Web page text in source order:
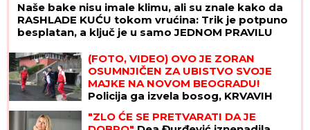
Naše bake nisu imale klimu, ali su znale kako da
RASHLADE KUĆU tokom vrućina: Trik je potpuno
besplatan, a ključ je u samo JEDNOM PRAVILU
(FOTO, VIDEO) OVO JE ZORAN
OSUMNJIČEN ZA UBISTVO SVOJE
MAJKE NA NOVOM BEOGRADU!
Policija ga izvela bosog, KRVAVIH
nogu sa lisicama na rukama, ušao u
kola Hitne pomoći
"ZLO ĆE SE PRETVARATI DA JE